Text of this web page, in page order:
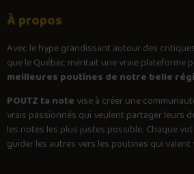
À propos
Avec lehypegrandissant autour des
que le Québec méritait une vraie plateforme
meilleures poutines de notre belle
POUTZ ta note vise à créer une
vrais passionnés qui veulent partager leurs
les notes les plus justes possible. Chaque
guider les autres vers les poutines qui